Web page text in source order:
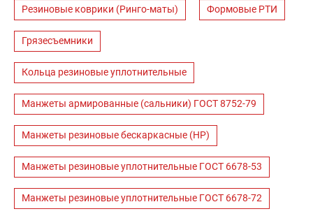
Резиновые коврики (Ринго-маты) Формовые РТИ
Грязесъемники
Кольца резиновые уплотнительные
Манжеты армированные (сальники) ГОСТ 8752-79
Манжеты резиновые бескаркасные (НР)
Манжеты резиновые уплотнительные ГОСТ 6678-53
Манжеты резиновые уплотнительные ГОСТ 6678-72